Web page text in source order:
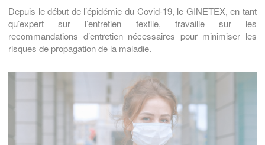
Depuis le début de l’épidémie du Covid-19, le GINETEX, en tant
qu’expert sur l’entretien textile, travaille sur les
recommandations d’entretien nécessaires pour minimiser les
risques de propagation de la maladie.